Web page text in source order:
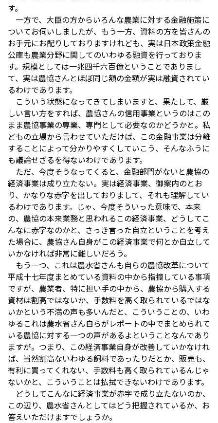
す。
一方で、大臣の方からいろんな農業に対する金融施策に
ついてお伺いしましたが、もう一方、資料の方を皆さんの
お手元にお配りしておりますけれども、実は日本政策金融
公庫も農業分野に関してのいわゆる融資を行っておりま
す。規模としては一兆四千六百億ということでありまし
て、実は農協さんとほぼ同じ額の金額が実は融資されてい
るわけであります。
こういう状態になってきてしまいますと、果たして、厳
しい言い方をすれば、農協さんの信用事業というのはこの
まま農協事業の専業、専門として必要なのかどうかと。私
どもの立場から言わせていただけば、この金融事業は分離
することによって分かりやすくしていこう、そんなふうに
も議論せざるを得ないわけであります。
ただ、今度そうなってくると、金融部門がないと農協の
経済事業は成り立たない。実は経済事業、御案内のとお
り、かなりな赤字を出しておりまして、それも理解してい
るわけであります。じゃ、今度そういった意味で、本来
の、農協の本来業務と思われるこの経済事業、どうしてこ
んなに赤字なのかと、さっき言った自立ということを考え
た場合に、農協さん自身がこの経済事業で何とか自立して
いかなければ非常に難しいだろう。
もう一つ、これは農水省さんも自らの農協改革について
平成十七年度まとめている資料の中から指摘している事項
ですが、農業者、特に担い手の中から、農協から購入する
資材は割高ではないか、手数料を高く取られているではな
いかという不満の声も多いんだと、こういうことの、いわ
ゆるこれは農水省さん自らがレポートの中でまとめられて
いる農協に対する一つの声があるよということなんであり
ますが。つまり、この経済事業自身が改善していかなけれ
ば、当然割高ないわゆる飼料であったりだとか、販売も、
有利に買ってくれない、手数料も高く取られているんじゃ
ないかと、こういうことは払拭できないわけであります。
どうしてこんなに経済事業が赤字で成り立たないのか、
この辺り、農水省さんとしてはどう把握されているか、お
答えいただけますでしょうか。